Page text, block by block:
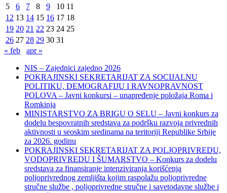
5
6 7 8 9 10 11
12 13 14 15 16 17 18
19 20 21 22 23 24 25
26 27 28 29 30 31
« feb
apr »
NIS – Zajednici zajedno 2026
POKRAJINSKI SEKRETARIJAT ZA SOCIJALNU
POLITIKU, DEMOGRAFIJU I RAVNOPRAVNOST
POLOVA – Javni konkursi – unapređenje položaja Roma i
Romkinja
MINISTARSTVO ZA BRIGU O SELU – Javni konkurs za
dodelu bespovratnih sredstava za podršku razvoja privrednih
aktivnosti u seoskim sredinama na teritoriji Republike Srbije
za 2026. godinu
POKRAJINSKI SEKRETARIJAT ZA POLJOPRIVREDU,
VODOPRIVREDU I ŠUMARSTVO – Konkurs za dodelu
sredstava za finansiranje intenziviranja korišćenja
poljoprivrednog zemljišta kojim raspolažu poljoprivredne
stručne službe , poljoprivredne stručne i savetodavne službe i